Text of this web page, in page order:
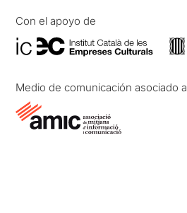
Con el apoyo de
Medio de comunicación asociado a